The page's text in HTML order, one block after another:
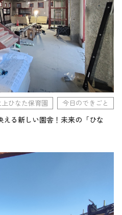
ひなた保育園 今日のできごと
える新しい園舎！未来の「ひな